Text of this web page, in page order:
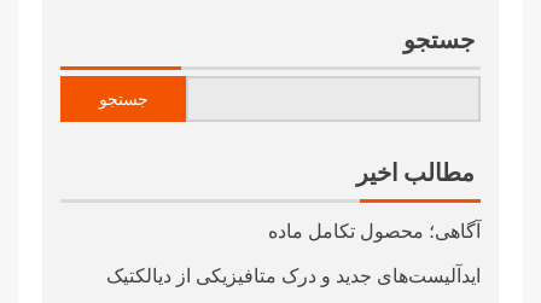
جستجو
جستجو
مطالب اخیر
آگاهی؛ محصول تکامل ماده
ایدآلیست‌های جدید و درک متافیزیکی از دیالکتیک